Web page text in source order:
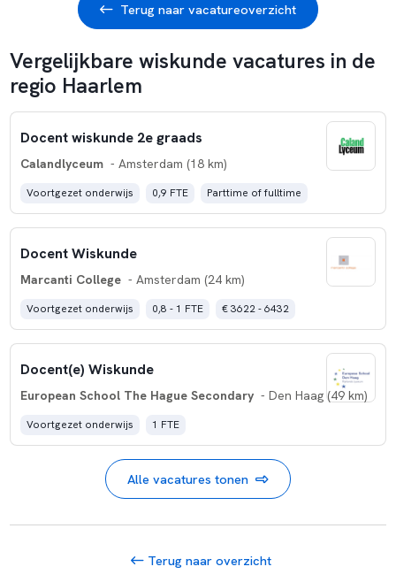
Terug naar vacatureoverzicht
Vergelijkbare wiskunde vacatures in de
regio Haarlem
Docent wiskunde 2e graads
Calandlyceum - Amsterdam (18 km)
Voortgezet onderwijs 0,9 FTE Parttime of fulltime
Docent Wiskunde
Marcanti College - Amsterdam (24 km)
Voortgezet onderwijs 0,8 - 1 FTE € 3622 - 6432
Docent(e) Wiskunde
European School The Hague Secondary - Den Haag (49 km)
Voortgezet onderwijs 1 FTE
Alle vacatures tonen
Terug naar overzicht